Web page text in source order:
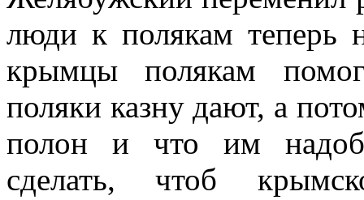
люди к полякам теперь
крымцы полякам
поляки казну дают, а
полон и что им
сделать, чтоб